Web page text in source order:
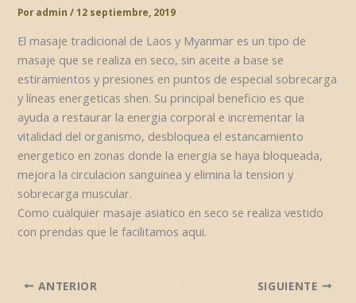
Poradmin/12 septiembre, 2019
El masaje tradicional de Laos y Myanmar es un tipo de
masaje que se realiza en seco, sin aceite a base se
estiramientos y presiones en puntos de especial sobrecarga
y líneas energeticas shen. Su principal beneficio es que
ayuda a restaurar la energia corporal e incrementar la
vitalidad del organismo, desbloquea el estancamiento
energetico en zonas donde la energia se haya bloqueada,
mejora la circulacion sanguinea y elimina la tension y
sobrecarga muscular.
Como cualquier masaje asiatico en seco se realiza vestido
con prendas que le facilitamos aqui.
ANTERIOR SIGUIENTE